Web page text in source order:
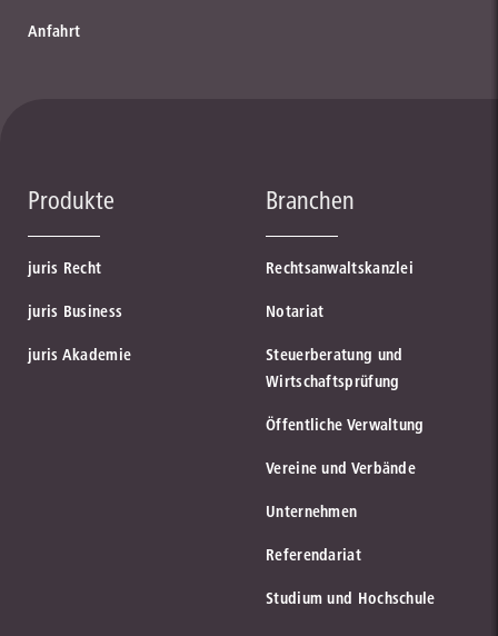
Anfahrt
Produkte
juris Recht
juris Business
juris Akademie
Branchen
Rechtsanwaltskanzlei
Notariat
Steuerberatung und
Wirtschaftsprüfung
Öffentliche Verwaltung
Vereine und Verbände
Unternehmen
Referendariat
Studium und Hochschule